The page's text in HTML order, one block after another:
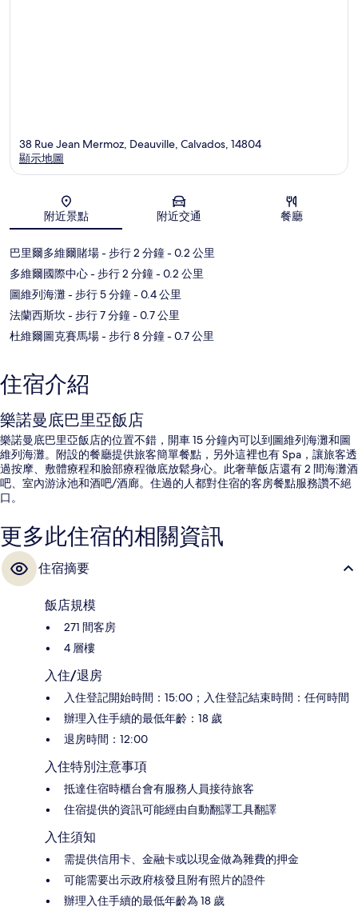
地圖
38 Rue Jean Mermoz, Deauville, Calvados, 14804
顯示地圖
附近景點 附近交通 餐廳
巴里爾多維爾賭場- 步行 2 分鐘- 0.2 公里
多維爾國際中心- 步行 2 分鐘- 0.2 公里
圖維列海灘- 步行 5 分鐘- 0.4 公里
法蘭西斯坎 - 步行 7 分鐘- 0.7 公里
杜維爾圖克賽馬場- 步行 8 分鐘- 0.7 公里
住宿介紹
樂諾曼底巴里亞飯店
樂諾曼底巴里亞飯店的位置不錯，開車 15 分鐘內可以到圖維列海灘和圖
維列海灘。附設的餐廳提供旅客簡單餐點，另外這裡也有 Spa，讓旅客透
過按摩、敷體療程和臉部療程徹底放鬆身心。此奢華飯店還有 2 間海灘酒
吧、室內游泳池和酒吧/酒廊。住過的人都對住宿的客房餐點服務讚不絕
口。
更多此住宿的相關資訊
住宿摘要
飯店規模
271 間客房
4 層樓
入住/退房
入住登記開始時間：15:00；入住登記結束時間：任何時間
辦理入住手續的最低年齡：18 歲
退房時間：12:00
入住特別注意事項
抵達住宿時櫃台會有服務人員接待旅客
住宿提供的資訊可能經由自動翻譯工具翻譯
入住須知
需提供信用卡、金融卡或以現金做為雜費的押金
可能需要出示政府核發且附有照片的證件
辦理入住手續的最低年齡為 18 歲